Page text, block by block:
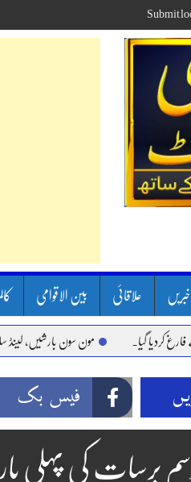
Submit
علاقائی بین الاقوامی
مون سون بارشیں، لینڈ سلائیڈنگ
فیس بک
برسات کی پہلی